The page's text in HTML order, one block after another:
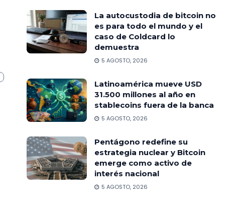
La autocustodia de bitcoin no
es para todo el mundo y el
caso de Coldcard lo
demuestra
5 AGOSTO, 2026
Latinoamérica mueve USD
31.500 millones al año en
stablecoins fuera de la banca
5 AGOSTO, 2026
Pentágono redefine su
estrategia nuclear y Bitcoin
emerge como activo de
interés nacional
5 AGOSTO, 2026